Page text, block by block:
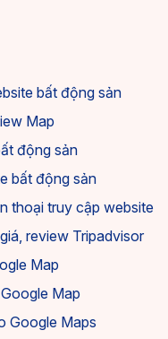
bất động sản
Map
động sản
bất động sản
thoại truy cập website
review Tripadvisor
Map
Map
Google Maps